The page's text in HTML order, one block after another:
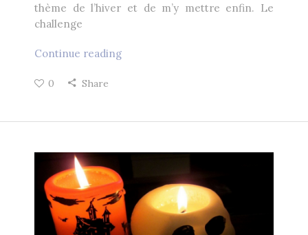
thème de l’hiver et de m’y mettre enfin. Le
challenge
Continue reading
0 Share